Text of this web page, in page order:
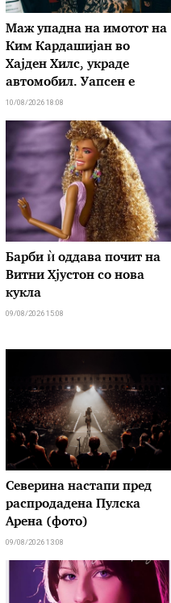
Маж упадна на имотот на
Ким Кардашијан во
Хајден Хилс, украде
автомобил. Уапсен е
10/08/2026 18:08
Барби ѝ оддава почит на
Витни Хјустон со нова
кукла
09/08/2026 15:08
Северина настапи пред
распродадена Пулска
Арена (фото)
09/08/2026 13:08